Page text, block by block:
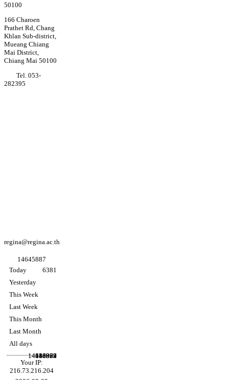
50100
166 Charoen
Prathet Rd, Chang
Khlan Sub-district,
Mueang Chiang
Mai District,
Chiang Mai 50100
Tel. 053-
282395
regina@regina.ac.th
1 4645887
Today
Yesterday
This Week
Last Week
This Month
Last Month
All days
6381
14859
86992
14458904
118923
546073
14645887
Your IP:
216.73.216.204